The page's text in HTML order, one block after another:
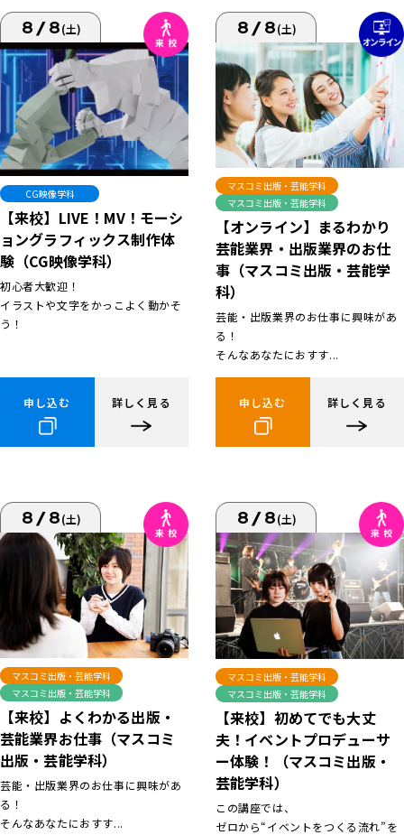
8/8(土)
CG映像学科
【来校】LIVE！MV！モーシ
ョングラフィックス制作体
験（CG映像学科）
初心者大歓迎！
イラストや文字をかっこよく動かそ
う！
申し込む 詳しく見る
8/8(土)
マスコミ出版・芸能学科
マスコミ出版・芸能学科
【オンライン】まるわかり
芸能業界・出版業界のお仕
事（マスコミ出版・芸能学
科）
芸能・出版業界のお仕事に興味があ
る！
そんなあなたにおすす...
申し込む 詳しく見る
8/8(土)
マスコミ出版・芸能学科
マスコミ出版・芸能学科
【来校】よくわかる出版・
芸能業界お仕事（マスコミ
出版・芸能学科）
芸能・出版業界のお仕事に興味があ
る！
そんなあなたにおすす...
8/8(土)
マスコミ出版・芸能学科
マスコミ出版・芸能学科
【来校】初めてでも大丈
夫！イベントプロデューサ
ー体験！（マスコミ出版・
芸能学科）
この講座では、
ゼロから“イベントをつくる流れ”を